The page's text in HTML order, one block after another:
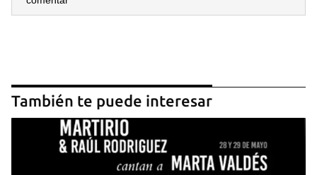
También te puede interesar